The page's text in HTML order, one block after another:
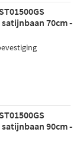
70cm -
90cm -